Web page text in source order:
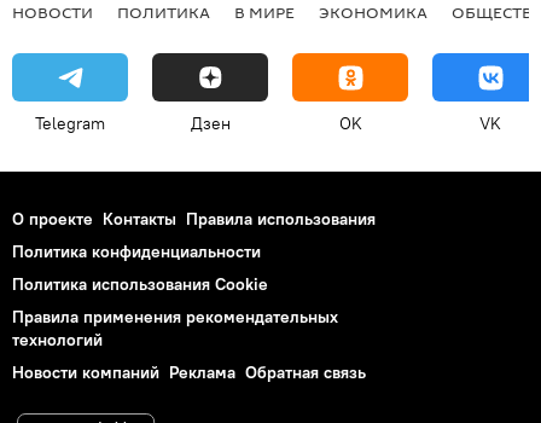
НОВОСТИ ПОЛИТИКА В МИРЕ ЭКОНОМИКА
Telegram Дзен OK VK
О проекте Контакты Правила использования
Политика конфиденциальности
Политика использования Cookie
Правила применения рекомендательных
технологий
Новости компаний Реклама Обратная связь